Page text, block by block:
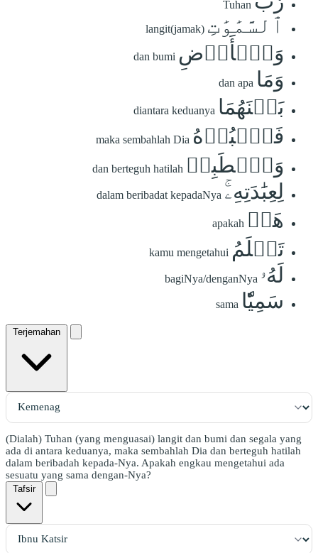
Tuhan
ٱلسَّمَٰوَٰتِ langit(jamak)
وَٱلۡأَرۡضِ dan bumi
وَمَا dan apa
بَيۡنَهُمَا diantara keduanya
فَٱعۡبُدۡهُ maka sembahlah Dia
وَٱصۡطَبِرۡ dan berteguh hatilah
لِعِبَٰدَتِهِۦۚ dalam beribadat kepadaNya
هَلۡ apakah
تَعۡلَمُ kamu mengetahui
لَهُۥ bagiNya/denganNya
سَمِيّٗا sama
Terjemahan
(Dialah) Tuhan (yang menguasai) langit dan bumi dan segala yang
ada di antara keduanya, maka sembahlah Dia dan berteguh hatilah
dalam beribadah kepada-Nya. Apakah engkau mengetahui ada
sesuatu yang sama dengan-Nya?
Tafsir